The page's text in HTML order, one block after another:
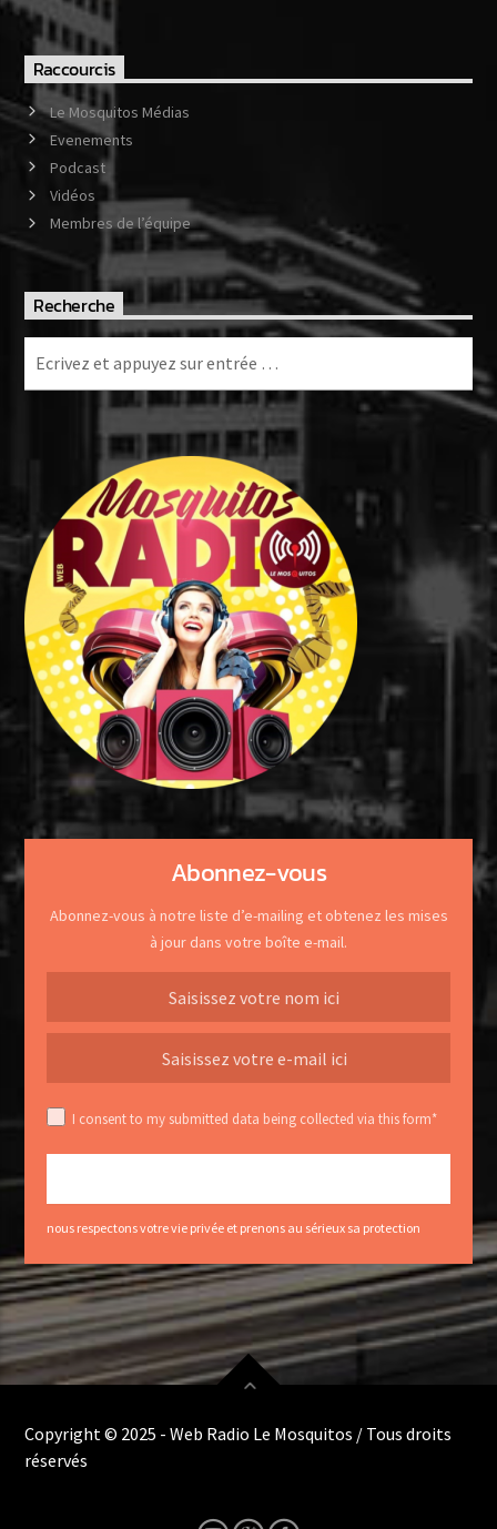
Raccourcis
Le Mosquitos Médias
Evenements
Podcast
Vidéos
Membres de l’équipe
Recherche
Abonnez-vous
Abonnez-vous à notre liste d’e-mailing et obtenez les mises
à jour dans votre boîte e-mail.
I consent to my submitted data being collected via this form*
nous respectons votre vie privée et prenons au sérieux sa protection
Copyright © 2025 - Web Radio Le Mosquitos / Tous droits
réservés